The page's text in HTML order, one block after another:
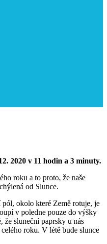
2020 v 11 hodin a 3 minuty.
roku a to proto, že naše
od Slunce.
okolo které Země rotuje, je
v poledne pouze do výšky
že sluneční paprsky u nás
roku. V létě bude slunce